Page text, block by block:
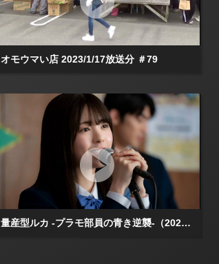
オモウマい店 2023/1/17放送分 ＃79
量産型ルカ -プラモ部員の青き逆襲-（2025/07/24放送分）第04話